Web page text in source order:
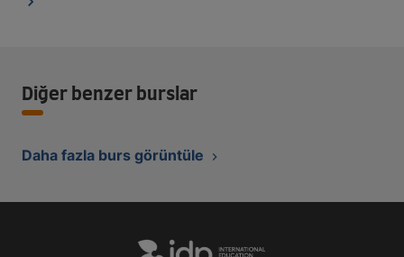
Diğer benzer burslar
Daha fazla burs görüntüle